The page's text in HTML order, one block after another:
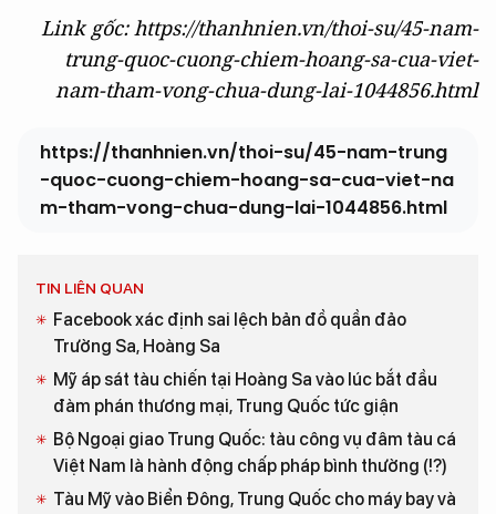
Link gốc: https://thanhnien.vn/thoi-su/45-nam-
trung-quoc-cuong-chiem-hoang-sa-cua-viet-
nam-tham-vong-chua-dung-lai-1044856.html
https://thanhnien.vn/thoi-su/45-nam-trung
-quoc-cuong-chiem-hoang-sa-cua-viet-na
m-tham-vong-chua-dung-lai-1044856.html
TIN LIÊN QUAN
Facebook xác định sai lệch bản đồ quần đảo
Trường Sa, Hoàng Sa
Mỹ áp sát tàu chiến tại Hoàng Sa vào lúc bắt đầu
đàm phán thương mại, Trung Quốc tức giận
Bộ Ngoại giao Trung Quốc: tàu công vụ đâm tàu cá
Việt Nam là hành động chấp pháp bình thường (!?)
Tàu Mỹ vào Biển Đông, Trung Quốc cho máy bay và